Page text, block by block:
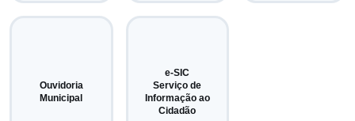
Ouvidoria
Municipal
e-SIC
Serviço de
Informação ao
Cidadão